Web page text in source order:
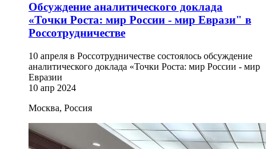
Обсуждение аналитического доклада
«Точки Роста: мир России - мир Еврази" в
Россотрудничестве
10 апреля в Россотрудничестве состоялось обсуждение
аналитического доклада «Точки Роста: мир России - мир
Евразии
10 апр 2024
Москва, Россия